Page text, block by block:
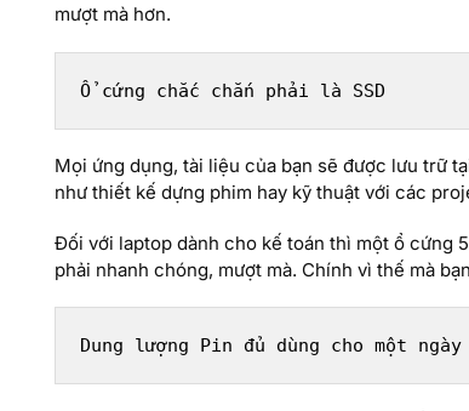
mượt mà hơn.
Ổ cứng chắc chắn phải là SSD
Mọi ứng dụng, tài liệu của bạn sẽ được lưu trữ
như thiết kế dựng phim hay kỹ thuật với các
Đối với laptop dành cho kế toán thì một ổ cứng
phải nhanh chóng, mượt mà. Chính vì thế mà
Dung lượng Pin đủ dùng cho một